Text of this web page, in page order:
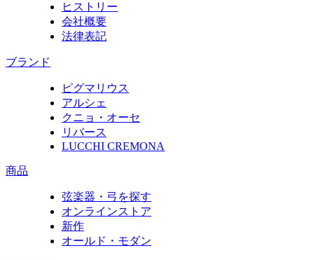
ヒストリー
会社概要
法律表記
ブランド
ピグマリウス
アルシェ
クニョ・オーセ
リバース
LUCCHI CREMONA
商品
弦楽器・弓を探す
オンラインストア
新作
オールド・モダン